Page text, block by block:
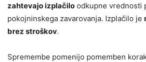
zahtevajo izplačilo odkupne vrednosti
pokojninskega zavarovanja. Izplačilo je
brez stroškov.
Spremembe pomenijo pomemben